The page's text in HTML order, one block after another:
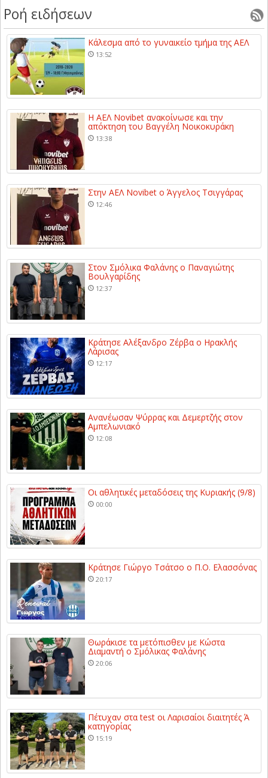
Ροή ειδήσεων
Κάλεσμα από το γυναικείο τμήμα της ΑΕΛ
13:52
Η ΑΕΛ Novibet ανακοίνωσε και την
απόκτηση του Βαγγέλη Νοικοκυράκη
13:38
Στην ΑΕΛ Novibet ο Άγγελος Τσιγγάρας
12:46
Στον Σμόλικα Φαλάνης ο Παναγιώτης
Βουλγαρίδης
12:37
Κράτησε Αλέξανδρο Ζέρβα ο Ηρακλής
Λάρισας
12:17
Ανανέωσαν Ψύρρας και Δεμερτζής στον
Αμπελωνιακό
12:08
Οι αθλητικές μεταδόσεις της Κυριακής (9/8)
00:00
Κράτησε Γιώργο Τσάτσο ο Π.Ο. Ελασσόνας
20:17
Θωράκισε τα μετόπισθεν με Κώστα
Διαμαντή ο Σμόλικας Φαλάνης
20:06
Πέτυχαν στα test οι Λαρισαίοι διαιτητές Ά
κατηγορίας
15:19